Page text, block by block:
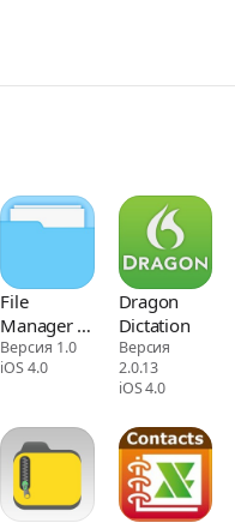
File
Manager &
Browser
Версия 1.0
iOS 4.0
Dragon
Dictation
Версия
2.0.13
iOS 4.0